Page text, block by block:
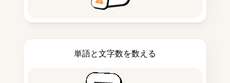
単語と文字数を数える